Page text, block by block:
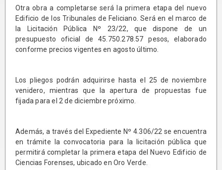
Otra obra a completarse será la primera etapa del nuevo
Edificio de los Tribunales de Feliciano. Será en el marco de
la Licitación Pública Nº 23/22, que dispone de un
presupuesto oficial de 45.750.278.57 pesos, elaborado
conforme precios vigentes en agosto último.
Los pliegos podrán adquirirse hasta el 25 de noviembre
venidero, mientras que la apertura de propuestas fue
fijada para el 2 de diciembre próximo.
Además, a través del Expediente Nº 4.306/22 se encuentra
en trámite la convocatoria para la licitación pública que
permitirá completar la primera etapa del Nuevo Edificio de
Ciencias Forenses, ubicado en Oro Verde.